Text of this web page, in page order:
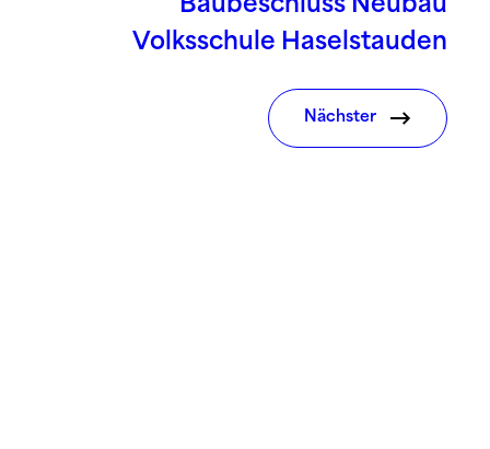
Baubeschluss Neubau
Volksschule Haselstauden
Nächster